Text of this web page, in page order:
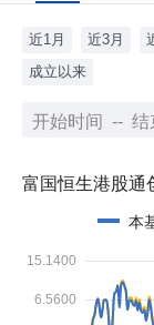
近1月 近3月
成立以来
富国恒生港股通
本